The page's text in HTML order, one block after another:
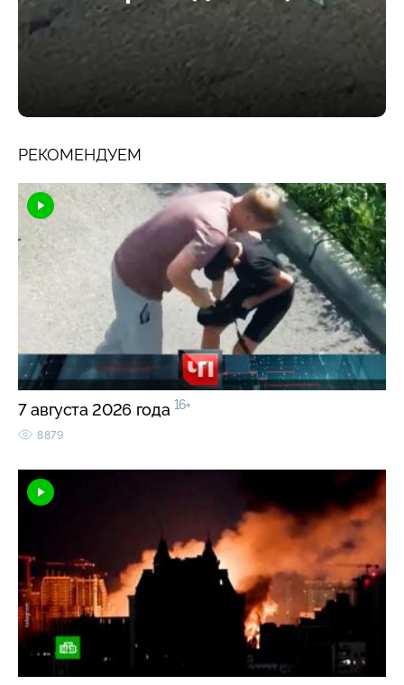
РЕКОМЕНДУЕМ
7 августа 2026 года 16+
8879